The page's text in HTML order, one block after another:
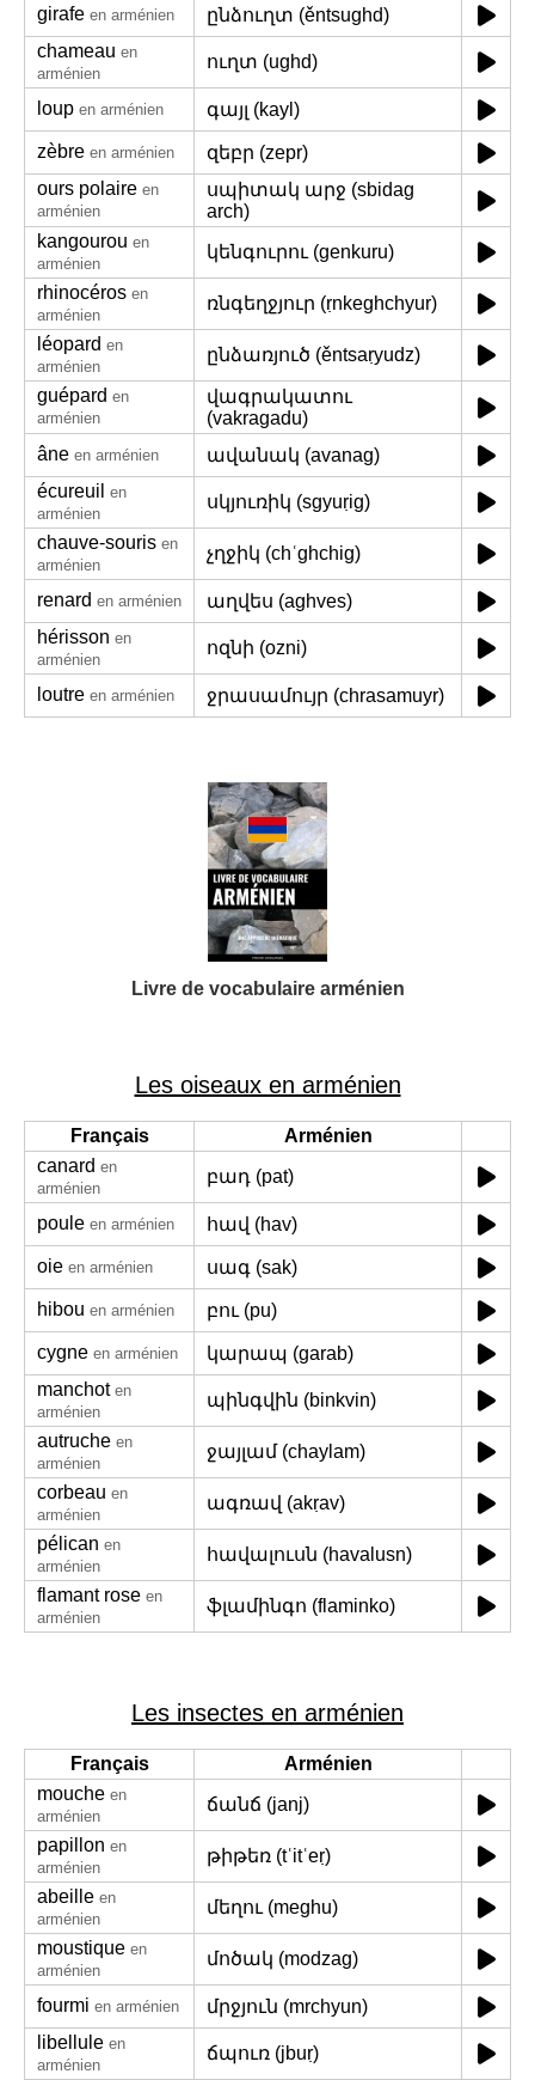
girafe en arménien
ընձուղտ (ěntsughd)
chameau en
arménien
ուղտ (ughd)
loup en arménien գայլ (kayl)
zèbre en arménien
զեբր (zepr)
ours polaire en
arménien
սպիտակ արջ (sbidag
arch)
kangourou en
arménien
կենգուրու (genkuru)
rhinocéros en
arménien
ռնգեղջյուր (ṛnkeghchyur)
léopard en
arménien
ընձառյուծ (ěntsaṛyudz)
guépard en
arménien
վագրակատու
(vakragadu)
âne en arménien
ավանակ (avanag)
écureuil en
arménien
սկյուռիկ (sgyuṛig)
chauve-souris en
arménien
չղջիկ (chʿghchig)
renard en arménien
աղվես (aghves)
hérisson en
arménien
ոզնի (ozni)
loutre en arménien ջրասամույր (chrasamuyr)
Livre de vocabulaire arménien
Les oiseaux en arménien
Français
Arménien
canard en
arménien
բադ (pat)
poule en arménien հավ (hav)
oie en arménien սագ (sak)
hibou en arménien բու (pu)
cygne en arménien
կարապ (garab)
manchot en
arménien
պինգվին (binkvin)
autruche en
arménien
ջայլամ (chaylam)
corbeau en
arménien
ագռավ (akṛav)
pélican en
arménien
հավալուսն (havalusn)
flamant rose en
arménien
ֆլամինգո (flaminko)
Les insectes en arménien
Français
Arménien
mouche en
arménien
ճանճ (janj)
papillon en
arménien
թիթեռ (tʿitʿeṛ)
abeille en
arménien
մեղու (meghu)
moustique en
arménien
մոծակ (modzag)
fourmi en arménien
մրջյուն (mrchyun)
libellule en
arménien
ճպուռ (jbuṛ)